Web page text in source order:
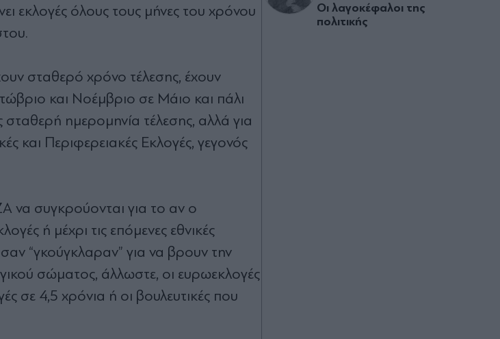
εκλογές όλους τους μήνες του χρόνου
σταθερό χρόνο τέλεσης, έχουν
και Νοέμβριο σε Μάιο και πάλι
ημερομηνία τέλεσης, αλλά για
και Περιφερειακές Εκλογές, γεγονός
να συγκρούονται για το αν ο
ή μέχρι τις επόμενες εθνικές
“γκούγκλαραν” για να βρουν την
σώματος, άλλωστε, οι ευρωεκλογές
σε 4,5 χρόνια ή οι βουλευτικές που
Οι λαγοκέφαλοι της
πολιτικής